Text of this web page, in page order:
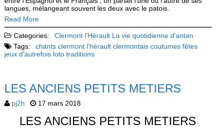
langues, mélangeant souvent les deux avec le patois.
Read More
Categories: Clermont l'Hérault La vie quotidienne d'antan
Tags:
chants clermont l'hérault clermontais coutumes fêtes
jeux d'autrefois loto traditions
LES ANCIENS PETITS METIERS
pj2h 17 mars 2018
LES ANCIENS PETITS METIERS